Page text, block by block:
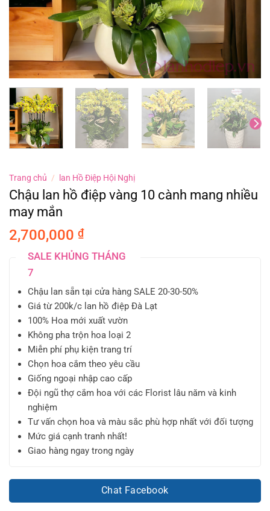
Trang chủ / lan Hồ Điệp Hội Nghị
Chậu lan hồ điệp vàng 10 cành mang nhiều
may mắn
2,700,000 ₫
SALE KHỦNG THÁNG
7
Chậu lan sẵn tại cửa hàng SALE 20-30-50%
Giá từ 200k/c lan hồ điệp Đà Lạt
100% Hoa mới xuất vườn
Không pha trộn hoa loại 2
Miễn phí phụ kiện trang trí
Chọn hoa cắm theo yêu cầu
Giống ngoại nhập cao cấp
Đội ngũ thợ cắm hoa với các Florist lâu năm và kinh
nghiệm
Tư vấn chọn hoa và màu sắc phù hợp nhất với đối tượng
Mức giá cạnh tranh nhất!
Giao hàng ngay trong ngày
Chat Facebook